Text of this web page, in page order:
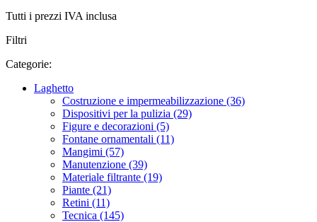
Tutti i prezzi IVA inclusa
Filtri
Categorie:
Laghetto
Costruzione e impermeabilizzazione (36)
Dispositivi per la pulizia (29)
Figure e decorazioni (5)
Fontane ornamentali (11)
Mangimi (57)
Manutenzione (39)
Materiale filtrante (19)
Piante (21)
Retini (11)
Tecnica (145)